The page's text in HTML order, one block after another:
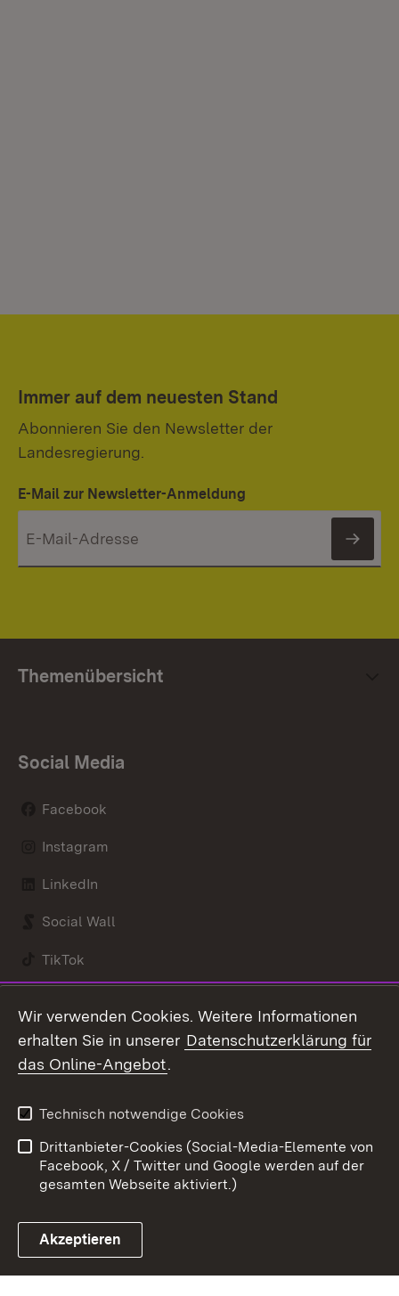
Immer auf dem neuesten Stand
Abonnieren Sie den Newsletter der
Landesregierung.
E-Mail zur Newsletter-Anmeldung
Themenübersicht
Social Media
Facebook
Instagram
LinkedIn
Social Wall
TikTok
Link zum Landesportal
Kontakt
Barrierefreiheit
Impressum
Cookies
Wir verwenden Cookies. Weitere Informationen
erhalten Sie in unserer Datenschutzerklärung für
das Online-Angebot.
Technisch notwendige Cookies
Drittanbieter-Cookies (Social-Media-Elemente von
Facebook, X / Twitter und Google werden auf der
gesamten Webseite aktiviert.)
Akzeptieren